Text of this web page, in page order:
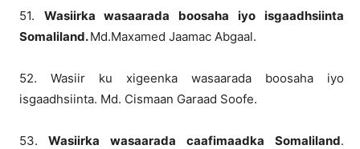
51. Wasiirka wasaarada boosaha iyo isgaadhsiinta
Somaliland.Md.Maxamed Jaamac Abgaal.
52. Wasiir ku xigeenka wasaarada boosaha iyo
isgaadhsiinta. Md. Cismaan Garaad Soofe.
53. Wasiirka wasaarada caafimaadka Somaliland.